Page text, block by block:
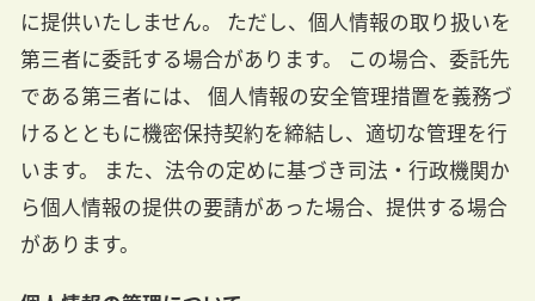
に提供いたしません。 ただし、個人情報の取り扱いを
第三者に委託する場合があります。 この場合、委託先
である第三者には、 個人情報の安全管理措置を義務づ
けるとともに機密保持契約を締結し、適切な管理を行
います。 また、法令の定めに基づき司法・行政機関か
ら個人情報の提供の要請があった場合、提供する場合
があります。